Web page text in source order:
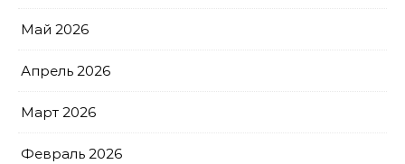
Май 2026
Апрель 2026
Март 2026
Февраль 2026